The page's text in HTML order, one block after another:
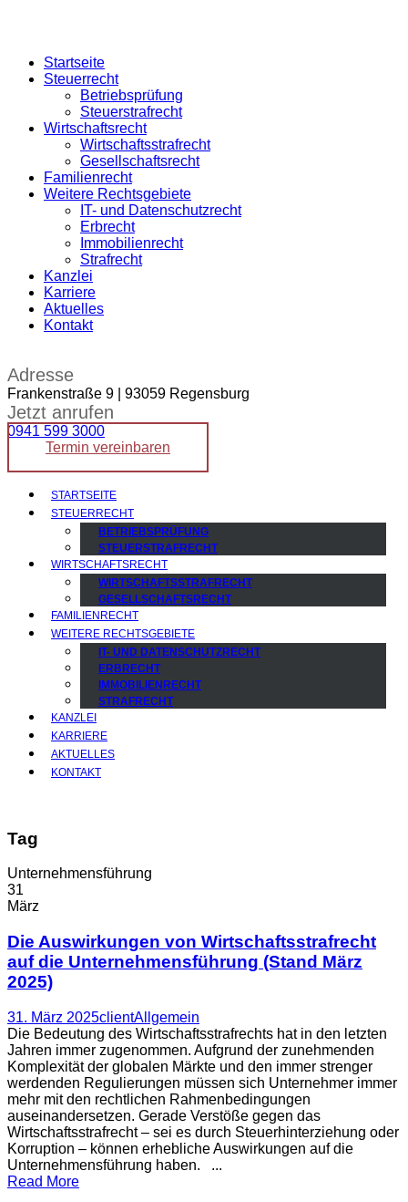
Startseite
Steuerrecht
Betriebsprüfung
Steuerstrafrecht
Wirtschaftsrecht
Wirtschaftsstrafrecht
Gesellschaftsrecht
Familienrecht
Weitere Rechtsgebiete
IT- und Datenschutzrecht
Erbrecht
Immobilienrecht
Strafrecht
Kanzlei
Karriere
Aktuelles
Kontakt
Adresse
Frankenstraße 9 | 93059 Regensburg
Jetzt anrufen
0941 599 3000
Termin vereinbaren
STARTSEITE
STEUERRECHT
BETRIEBSPRÜFUNG
STEUERSTRAFRECHT
WIRTSCHAFTSRECHT
WIRTSCHAFTSSTRAFRECHT
GESELLSCHAFTSRECHT
FAMILIENRECHT
WEITERE RECHTSGEBIETE
IT- UND DATENSCHUTZRECHT
ERBRECHT
IMMOBILIENRECHT
STRAFRECHT
KANZLEI
KARRIERE
AKTUELLES
KONTAKT
Tag
Unternehmensführung
31
März
Die Auswirkungen von Wirtschaftsstrafrecht
auf die Unternehmensführung (Stand März
2025)
31. März 2025clientAllgemein
Die Bedeutung des Wirtschaftsstrafrechts hat in den letzten
Jahren immer zugenommen. Aufgrund der zunehmenden
Komplexität der globalen Märkte und den immer strenger
werdenden Regulierungen müssen sich Unternehmer immer
mehr mit den rechtlichen Rahmenbedingungen
auseinandersetzen. Gerade Verstöße gegen das
Wirtschaftsstrafrecht – sei es durch Steuerhinterziehung oder
Korruption – können erhebliche Auswirkungen auf die
Unternehmensführung haben. ...
Read More